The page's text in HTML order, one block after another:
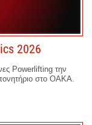
2026
Powerlifting την
στο ΟΑΚΑ.